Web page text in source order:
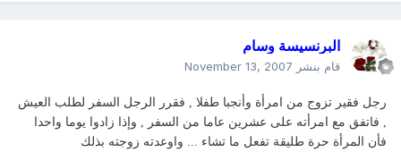
البرنسيسة وسام
قام بنشر November 13, 2007
رجل فقير تزوج من امرأة وأنجبا طفلا , فقرر الرجل السفر لطلب العيش
, فاتفق مع امرأته على عشرين عاما من السفر , وإذا زادوا يوما واحدا
فأن المرأة حرة طليقة تفعل ما تشاء ... واوعدته زوجته بذلك